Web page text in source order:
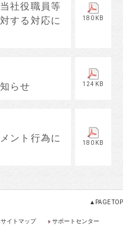
社役職員等
する対応に
180KB
らせ 124KB
ント行為に
180KB
▲PAGE TOP
サイトマップ
サポートセンター